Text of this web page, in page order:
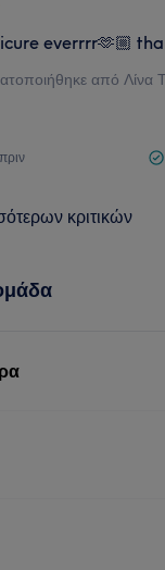
everrrr🫶🏼
από Λίνα
κριτικών